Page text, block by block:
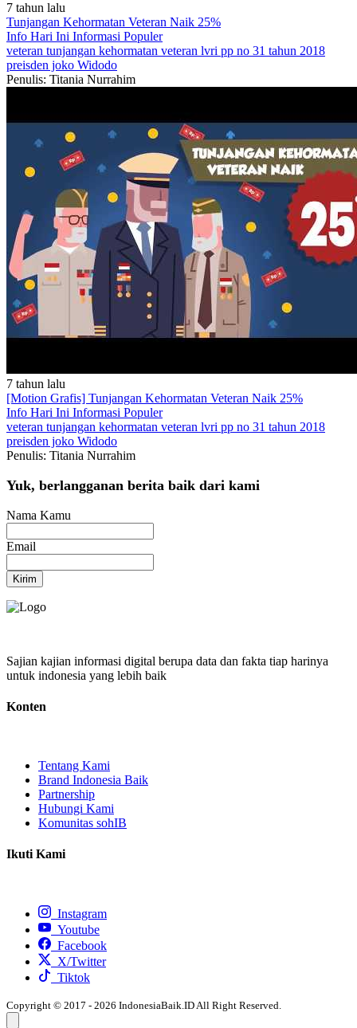
7 tahun lalu
Tunjangan Kehormatan Veteran Naik 25%
Info Hari Ini Informasi Populer
veteran tunjangan kehormatan veteran lvri pp no 31 tahun 2018
preisden joko Widodo
Penulis: Titania Nurrahim
7 tahun lalu
[Motion Grafis] Tunjangan Kehormatan Veteran Naik 25%
Info Hari Ini Informasi Populer
veteran tunjangan kehormatan veteran lvri pp no 31 tahun 2018
preisden joko Widodo
Penulis: Titania Nurrahim
Yuk, berlangganan berita baik dari kami
Nama Kamu
Email
Kirim
Sajian kajian informasi digital berupa data dan fakta tiap harinya
untuk indonesia yang lebih baik
Konten
Tentang Kami
Brand Indonesia Baik
Partnership
Hubungi Kami
Komunitas sohIB
Ikuti Kami
Instagram
Youtube
Facebook
X/Twitter
Tiktok
Copyright © 2017 - 2026 IndonesiaBaik.ID All Right Reserved.